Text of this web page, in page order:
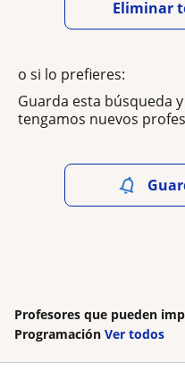
Eliminar
o si lo prefieres:
Guarda esta búsqueda
tengamos nuevos
Profesores que pueden
Programación Ver todos